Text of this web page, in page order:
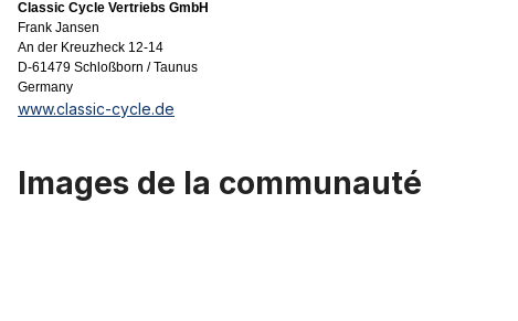
Classic Cycle Vertriebs GmbH
Frank Jansen
An der Kreuzheck 12-14
D-61479 Schloßborn / Taunus
Germany
www.classic-cycle.de
Images de la communauté